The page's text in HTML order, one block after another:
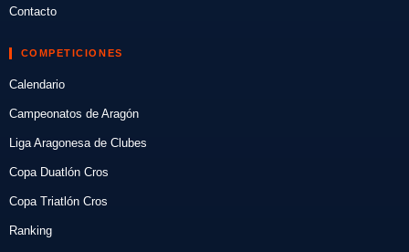
Contacto
COMPETICIONES
Calendario
Campeonatos de Aragón
Liga Aragonesa de Clubes
Copa Duatlón Cros
Copa Triatlón Cros
Ranking